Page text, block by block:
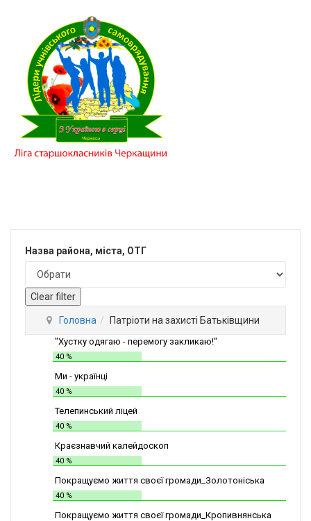
Назва района, міста, ОТГ
Clear filter
Головна Патріоти на захисті Батьківщини
"Хустку одягаю - перемогу закликаю!"
40 %
Ми - українці
40 %
Телепинський ліцей
40 %
Краєзнавчий калейдоскоп
40 %
Покращуємо життя своєї громади_Золотоніська
СШІТ №2
40 %
Покращуємо життя своєї громади_Кропивнянська